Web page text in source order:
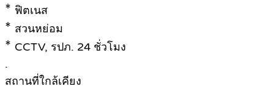
* ฟิตเนส
* สวนหย่อม
* CCTV, รปภ. 24 ชั่วโมง
.
สถานที่ใกล้เคียง